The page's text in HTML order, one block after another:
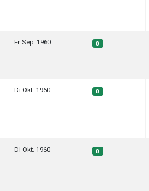
Fr Sep. 1960 0
Di Okt. 1960 0
Di Okt. 1960 0